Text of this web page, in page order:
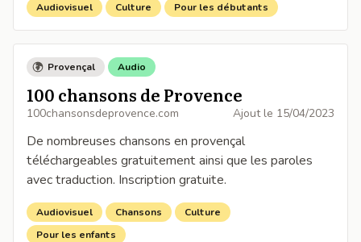
Audiovisuel Culture Pour les débutants
Provençal Audio
100 chansons de Provence
100chansonsdeprovence.com Ajout le 15/04/2023
De nombreuses chansons en provençal
téléchargeables gratuitement ainsi que les paroles
avec traduction. Inscription gratuite.
Audiovisuel Chansons
Culture
Pour les enfants